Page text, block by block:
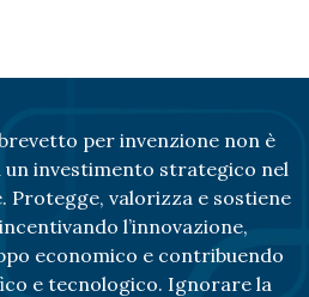
per invenzione non è
un investimento strategico nel
Protegge, valorizza e sostiene
l’innovazione,
economico e contribuendo
e tecnologico. Ignorare la